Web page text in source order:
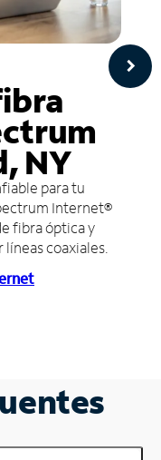
NY
para tu
Internet®
fibra óptica y
coaxiales.